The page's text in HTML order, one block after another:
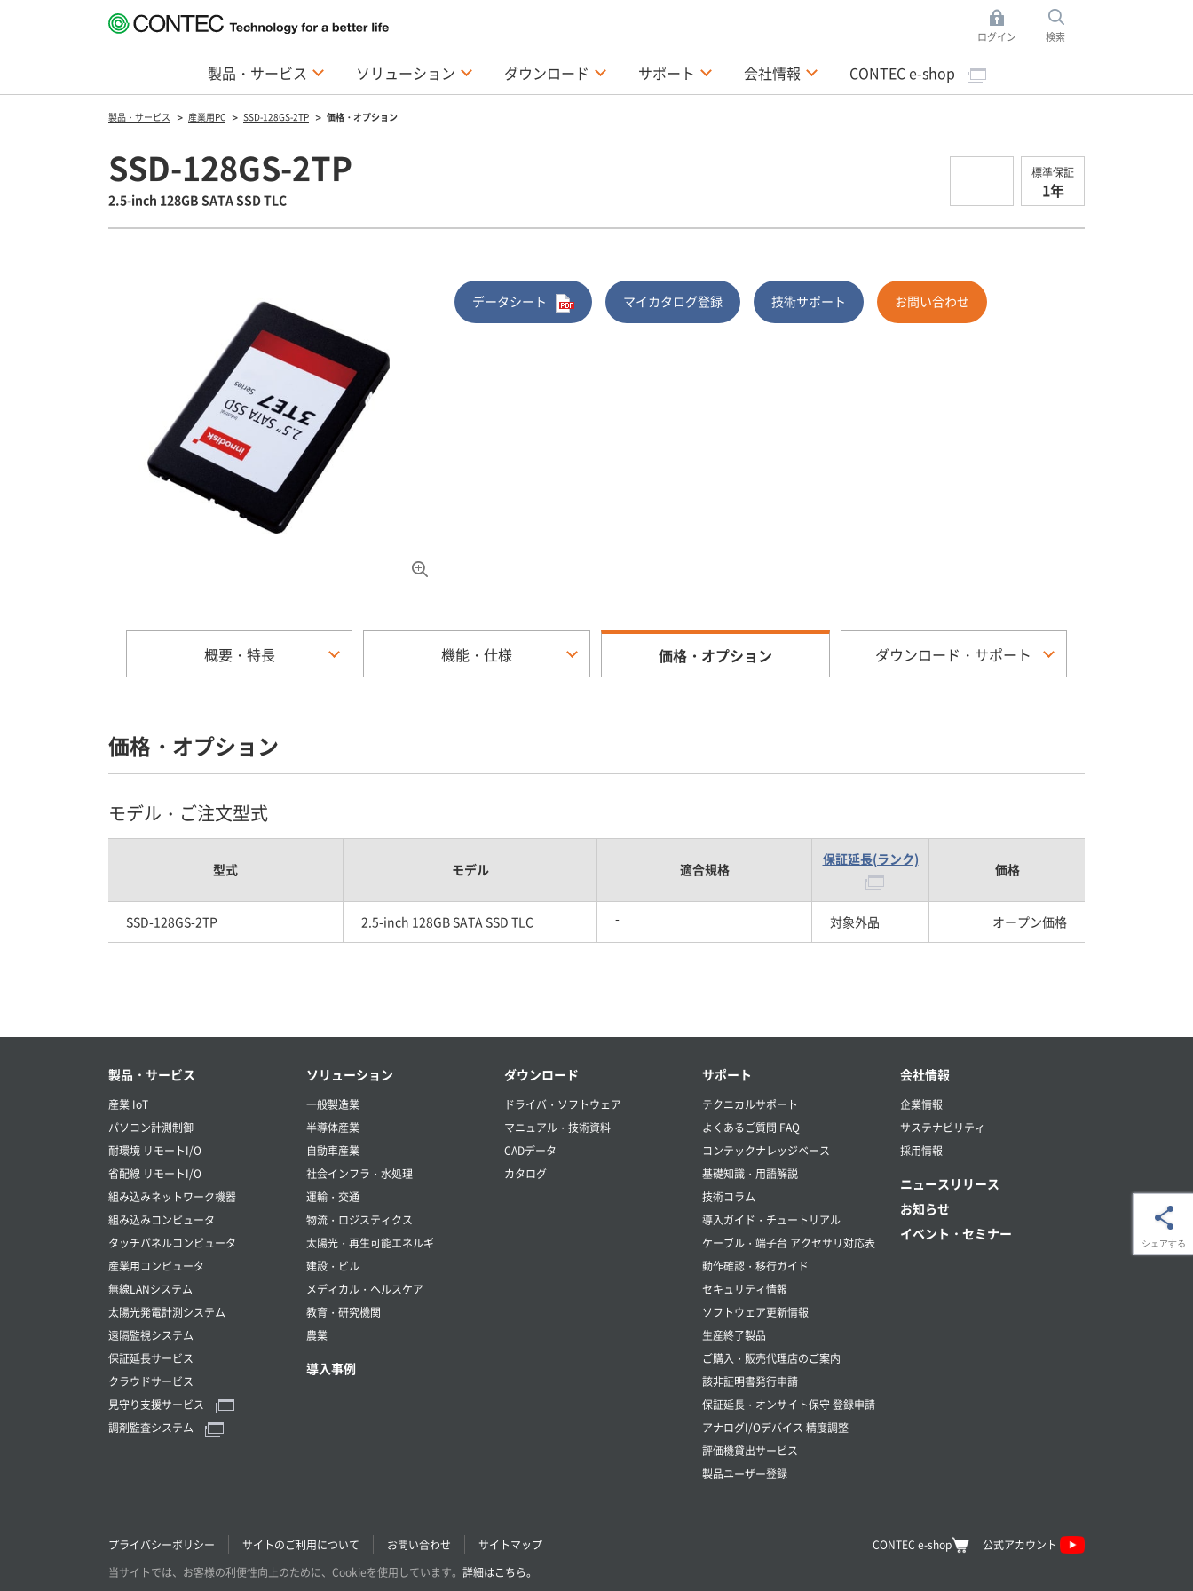
ログイン 検索
製品・サービス ソリューション ダウンロード サポート 会社情報 CONTEC e-shop
製品・サービス 産業用PC SSD-128GS-2TP 価格・オプション
SSD-128GS-2TP
2.5-inch 128GB SATA SSD TLC
標準保証
1年
データシート マイカタログ登録 技術サポート お問い合わせ
概要・特長 機能・仕様 価格・オプション ダウンロード・サポート
価格・オプション
モデル・ご注文型式
型式 モデル 適合規格
保証延長(ランク)
価格
SSD-128GS-2TP 2.5-inch 128GB SATA SSD TLC - 対象外品 オープン価格
シェアする
製品・サービス
産業 IoT
パソコン計測制御
耐環境 リモートI/O
省配線 リモートI/O
組み込みネットワーク機器
組み込みコンピュータ
タッチパネルコンピュータ
産業用コンピュータ
無線LANシステム
太陽光発電計測システム
遠隔監視システム
保証延長サービス
クラウドサービス
見守り支援サービス
調剤監査システム
ソリューション
一般製造業
半導体産業
自動車産業
社会インフラ・水処理
運輸・交通
物流・ロジスティクス
太陽光・再生可能エネルギ
建設・ビル
メディカル・ヘルスケア
教育・研究機関
農業
導入事例
ダウンロード
ドライバ・ソフトウェア
マニュアル・技術資料
CADデータ
カタログ
サポート
テクニカルサポート
よくあるご質問 FAQ
コンテックナレッジベース
基礎知識・用語解説
技術コラム
導入ガイド・チュートリアル
ケーブル・端子台 アクセサリ対応表
動作確認・移行ガイド
セキュリティ情報
ソフトウェア更新情報
生産終了製品
ご購入・販売代理店のご案内
該非証明書発行申請
保証延長・オンサイト保守 登録申請
アナログI/Oデバイス 精度調整
評価機貸出サービス
製品ユーザー登録
会社情報
企業情報
サステナビリティ
採用情報
ニュースリリース
お知らせ
イベント・セミナー
プライバシーポリシー サイトのご利用について お問い合わせ サイトマップ CONTEC e-shop
公式アカウント
当サイトでは、お客様の利便性向上のために、Cookieを使用しています。 詳細はこちら。